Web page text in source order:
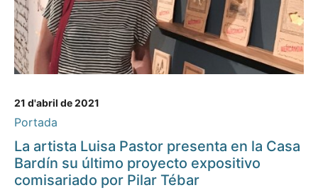
21 d'abril de 2021
Portada
La artista Luisa Pastor presenta en la Casa
Bardín su último proyecto expositivo
comisariado por Pilar Tébar